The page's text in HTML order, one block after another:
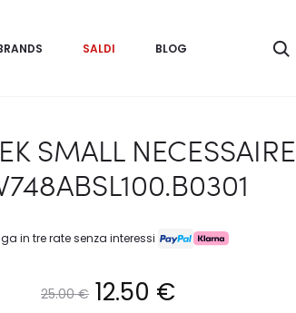
SALDI BLOG
SMALL NECESSAIRE
in tre rate senza interessi
25.00€ Il
12.50 €